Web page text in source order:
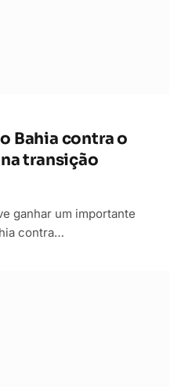
Bahia contra o
transição
ganhar um importante
contra…